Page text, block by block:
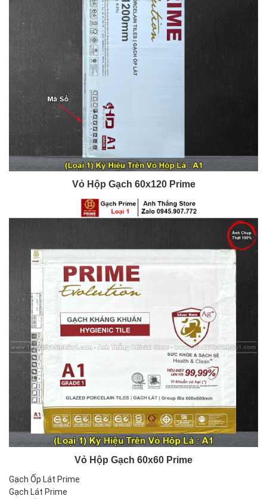
Vỏ Hộp Gạch 60x120 Prime
Vỏ Hộp Gạch 60x60 Prime
Gạch Ốp Lát Prime
Gạch Lát Prime